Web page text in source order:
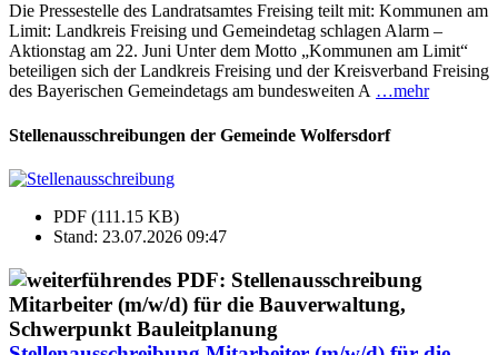
Die Pressestelle des Landratsamtes Freising teilt mit: Kommunen am
Limit: Landkreis Freising und Gemeindetag schlagen Alarm –
Aktionstag am 22. Juni Unter dem Motto „Kommunen am Limit“
beteiligen sich der Landkreis Freising und der Kreisverband Freising
des Bayerischen Gemeindetags am bundesweiten A …mehr
Stellenausschreibungen der Gemeinde Wolfersdorf
PDF (111.15 KB)
Stand: 23.07.2026 09:47